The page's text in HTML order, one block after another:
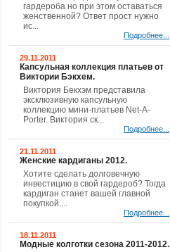
гардероба но при этом оставаться
женственной? Ответ прост нужно
ис...
Подробнее...
29.11.2011
Капсульная коллекция платьев от
Виктории Бэкхем.
Виктория Бекхэм представила
эксклюзивную капсульную
коллекцию мини-платьев Net-A-
Porter. Виктория ск...
Подробнее...
21.11.2011
Женские кардиганы 2012.
Хотите сделать долговечную
инвестицию в свой гардероб? Тогда
кардиган станет вашей главной
покупкой....
Подробнее...
18.11.2011
Модные колготки сезона 2011-2012.